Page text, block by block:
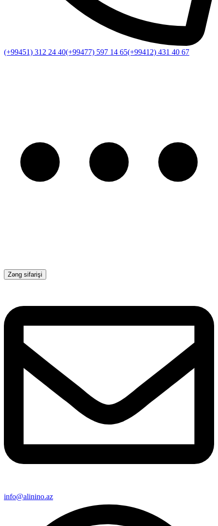
(+99451) 312 24 40(+99477) 597 14 65(+99412) 431 40 67
Zəng sifarişi
info@alinino.az